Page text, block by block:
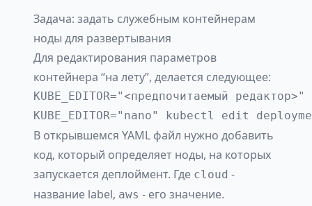
Задача: задать служебным контейнерам
ноды для развертывания
Для редактирования параметров
контейнера “на лету”, делается следующее:
KUBE_EDITOR="<предпочитаемый
В открывшемся YAML файл нужно добавить
код, который определяет ноды, на которых
запускается деплоймент. Где cloud -
название label, aws - его значение.